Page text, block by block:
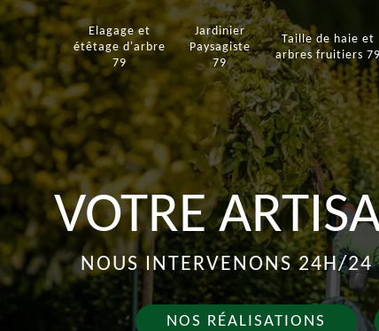
Elagage et
étêtage d'arbre
79
Jardinier
Paysagiste
79
Taille de haie et
arbres fruitiers 79
VOTRE
NOUS INTERVENONS 24H/24
NOS RÉALISATIONS